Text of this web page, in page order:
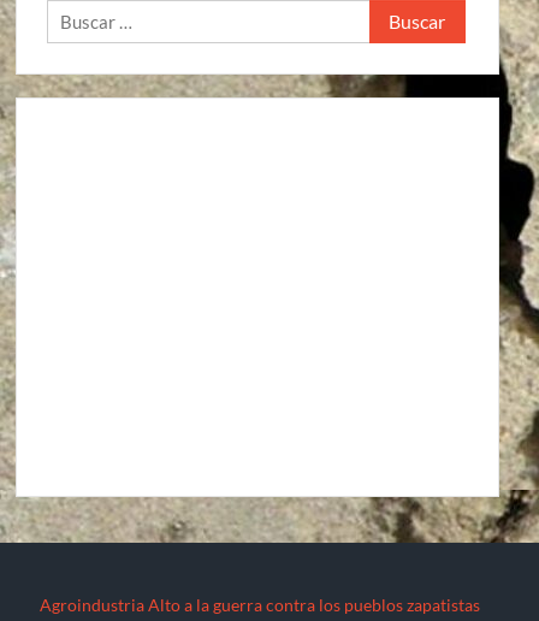
Buscar:
Agroindustria Alto a la guerra contra los pueblos zapatistas